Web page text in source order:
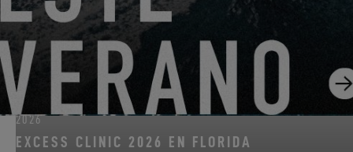
DEL 14 DE AGOSTO DE 2026 AL 16 DE AGOSTO DE
2026
EXCESS CLINIC 2026 EN FLORIDA